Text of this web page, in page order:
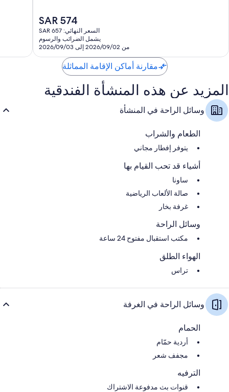
السعر
الحالي
هو
SAR
574
SAR 574
السعر النهائي: SAR 657
يشمل الضرائب والرسوم
من 2026/09/02 إلى 2026/09/03
مقارنة أماكن الإقامة المماثلة
المزيد عن هذه المنشأة الفندقية
وسائل الراحة في المنشأة
الطعام والشراب
يتوفر إفطار مجاني
أشياء قد تحب القيام بها
ساونا
صالة الألعاب الرياضية
غرفة بخار
وسائل الراحة
مكتب استقبال مفتوح 24 ساعة
الهواء الطلق
تراس
وسائل الراحة في الغرفة
الحمام
أردية حمّام
مجفف شعر
الترفيه
قنوات بث مدفوعة الاشتراك